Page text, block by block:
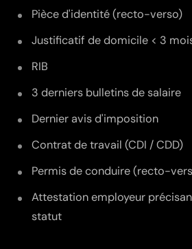
Pièce d'identité (recto-verso)
Justificatif de domicile < 3
RIB
3 derniers bulletins de salaire
Dernier avis d'imposition
Contrat de travail (CDI / CDD)
Permis de conduire (recto-
Attestation employeur
statut